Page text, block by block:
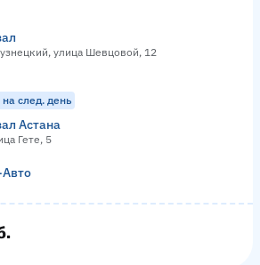
улица Шевцовой, 12
след. день
Астана
Гете, 5
Авто